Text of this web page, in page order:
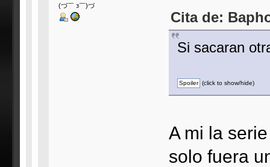
(づ￣ з￣)づ
Cita de:
Si sacaran
(click to show/hide)
A mi la
solo fuera